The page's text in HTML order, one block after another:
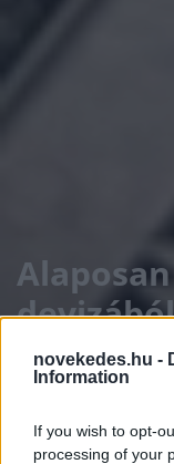
novekedes.hu -
Information
If you wish to opt-
processing of your
előtt a
forintot